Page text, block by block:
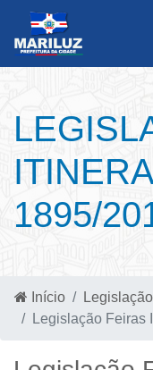
1895/
Início
Legislação
Legislação Feiras